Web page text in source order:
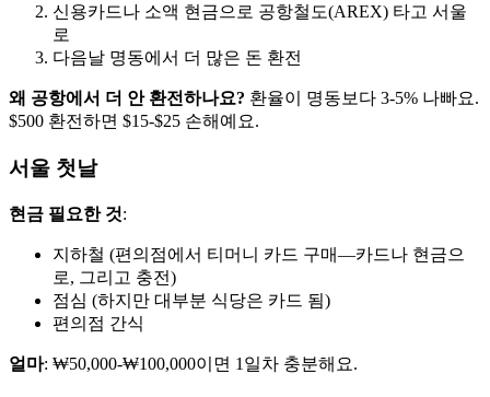
신용카드나 소액 현금으로 공항철도(AREX) 타고 서울
로
다음날 명동에서 더 많은 돈 환전
왜 공항에서 더 안 환전하나요? 환율이 명동보다 3-5% 나빠요.
$500 환전하면 $15-$25 손해예요.
서울 첫날
현금 필요한 것:
지하철 (편의점에서 티머니 카드 구매—카드나 현금으
로, 그리고 충전)
점심 (하지만 대부분 식당은 카드 됨)
편의점 간식
얼마: ₩50,000-₩100,000이면 1일차 충분해요.